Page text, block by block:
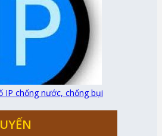
IP chống nước, chống bụi